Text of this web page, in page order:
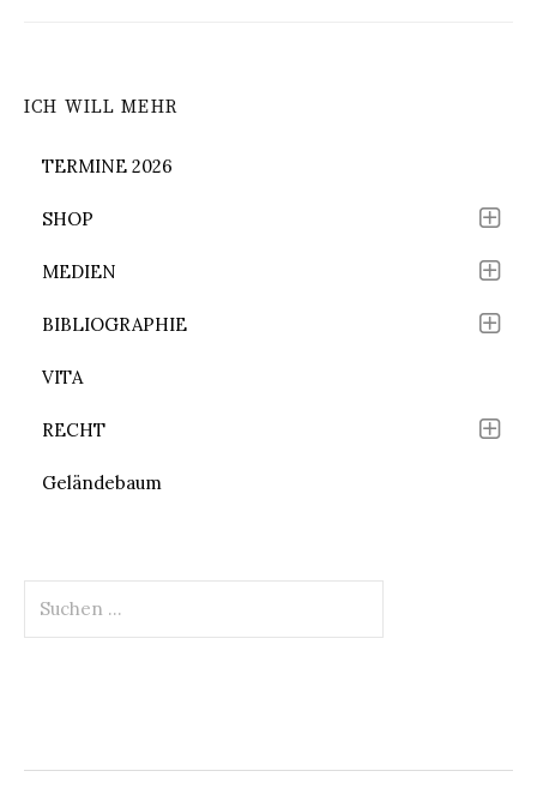
ICH WILL MEHR
TERMINE 2026
SHOP
MEDIEN
BIBLIOGRAPHIE
VITA
RECHT
Geländebaum
nach: